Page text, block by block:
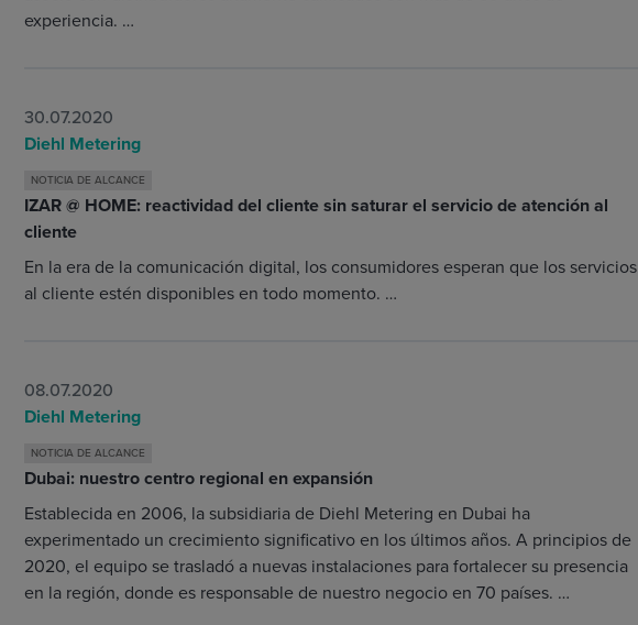
experiencia. …
30.07.2020
Diehl Metering
NOTICIA DE ALCANCE
IZAR @ HOME: reactividad del cliente sin saturar el servicio de atención al
cliente
En la era de la comunicación digital, los consumidores esperan que los servicios
al cliente estén disponibles en todo momento. …
08.07.2020
Diehl Metering
NOTICIA DE ALCANCE
Dubai: nuestro centro regional en expansión
Establecida en 2006, la subsidiaria de Diehl Metering en Dubai ha
experimentado un crecimiento significativo en los últimos años. A principios de
2020, el equipo se trasladó a nuevas instalaciones para fortalecer su presencia
en la región, donde es responsable de nuestro negocio en 70 países. …